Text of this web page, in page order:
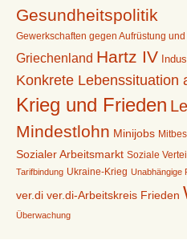
Gesundheitspolitik
Gewerkschaften gegen Aufrüstung
Griechenland Hartz IV
Konkrete Lebenssituation
Krieg und Frieden
Mindestlohn Minijobs
Sozialer Arbeitsmarkt Soziale
Tarifbindung Ukraine-Krieg Unabhängige
ver.di ver.di-Arbeitskreis Frieden
Überwachung